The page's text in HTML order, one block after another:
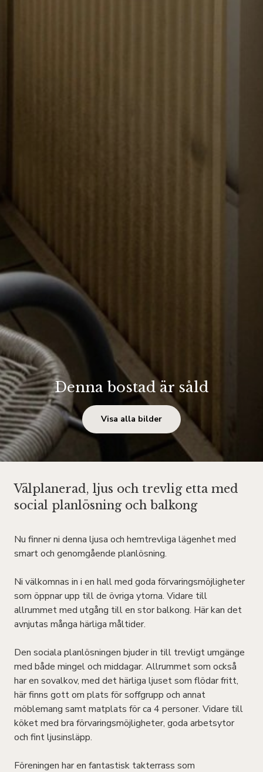
Denna bostad är såld
Visa alla bilder
Välplanerad, ljus och trevlig etta med
social planlösning och balkong
Nu finner ni denna ljusa och hemtrevliga lägenhet med
smart och genomgående planlösning.
Ni välkomnas in i en hall med goda förvaringsmöjligheter
som öppnar upp till de övriga ytorna. Vidare till
allrummet med utgång till en stor balkong. Här kan det
avnjutas många härliga måltider.
Den sociala planlösningen bjuder in till trevligt umgänge
med både mingel och middagar. Allrummet som också
har en sovalkov, med det härliga ljuset som flödar fritt,
här finns gott om plats för soffgrupp och annat
möblemang samt matplats för ca 4 personer. Vidare till
köket med bra förvaringsmöjligheter, goda arbetsytor
och fint ljusinsläpp.
Föreningen har en fantastisk takterrass som